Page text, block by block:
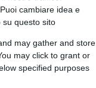
cambiare idea e
su questo sito
may gather and store
may click to grant or
specified purposes